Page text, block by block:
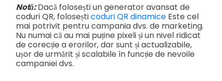
Notă:Dacă folosești un generator avansat de
coduri QR, foloseșticoduri QR dinamice Este cel
mai potrivit pentru campania dvs. de marketing.
Nu numai că au mai puține pixeli și un nivel ridicat
de corecție a erorilor, dar sunt și actualizabile,
ușor de urmărit și scalabile în funcție de nevoile
campaniei dvs.